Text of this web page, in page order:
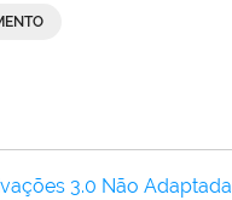
3.0 Não Adaptada